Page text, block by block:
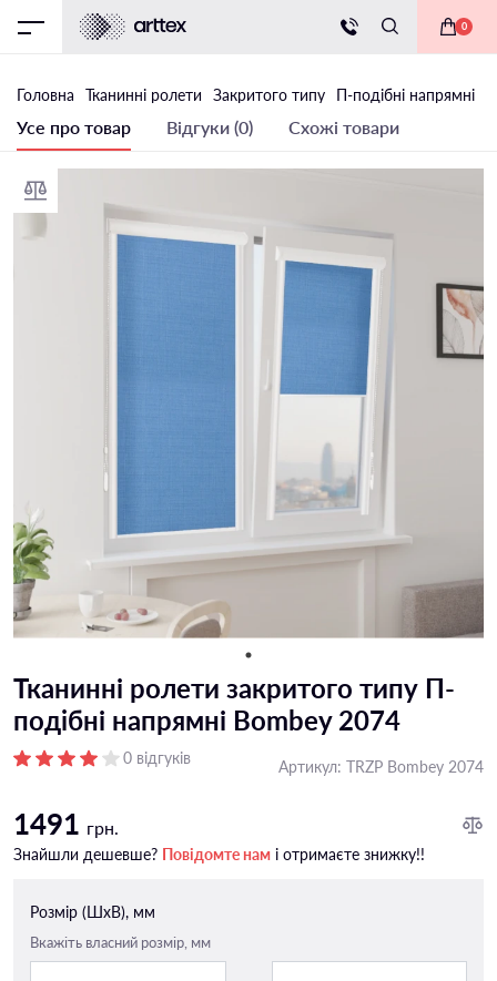
0
Головна Тканинні ролети Закритого типу П-подібні напрямні
Усе про товар Відгуки (0) Схожі товари
Тканинні ролети закритого типу П-
подiбні напрямні Bombey 2074
0 відгуків Артикул: TRZP Bombey 2074
1491 грн.
Знайшли дешевше? Повідомте нам і отримаєте знижку!!
Розмір (ШxВ), мм
Вкажіть власний розмір, мм